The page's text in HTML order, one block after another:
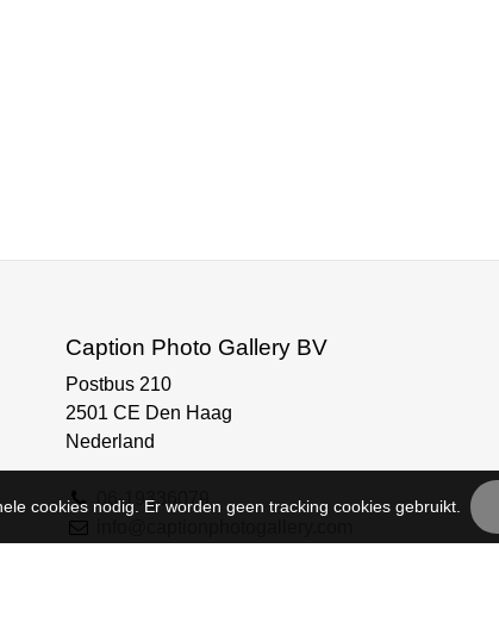
Caption Photo Gallery BV
Postbus 210
2501 CE Den Haag
Nederland
06-19336079
cookies nodig. Er worden geen tracking cookies gebruikt.